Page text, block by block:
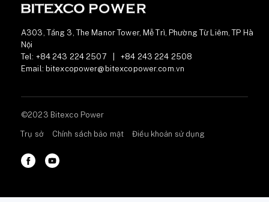
A303, Tầng 3, The Manor Tower, Mễ Trì, Phường Từ Liêm, TP Hà
Nội
Tel: +84 243 224 2507
+84 243 224 2508
Email: bitexcopower@bitexcopower.com.vn
©2023 Bitexco Power
Trụ sở Chính sách bảo mật Điều khoản sử dụng